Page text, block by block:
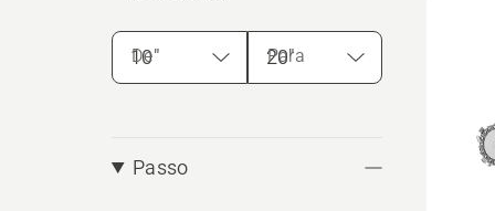
De Para
Passo